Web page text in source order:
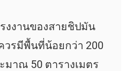
งงานของสายชิปมัน
วรมีพื้นที่น้อยกว่า 200
มาณ 50 ตารางเมตร